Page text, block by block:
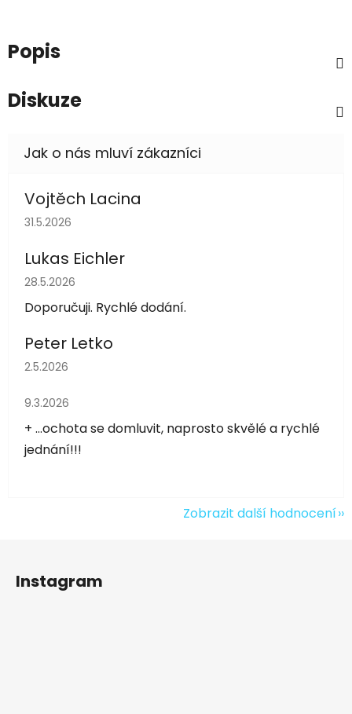
Popis
Diskuze
Vojtěch Lacina
Hodnocení obchodu je 5 z 5 hvězdiček.
31.5.2026
Lukas Eichler
Hodnocení obchodu je 5 z 5 hvězdiček.
28.5.2026
Doporučuji. Rychlé dodání.
Peter Letko
Hodnocení obchodu je 5 z 5 hvězdiček.
2.5.2026
Hodnocení obchodu je 5 z 5 hvězdiček.
9.3.2026
+ ...ochota se domluvit, naprosto skvělé a rychlé
jednání!!!
Zobrazit další hodnocení
Instagram